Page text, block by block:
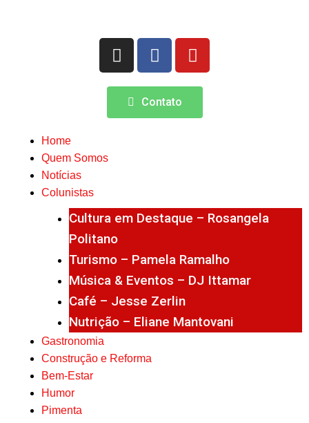
Contato
Home
Quem Somos
Notícias
Colunistas
Cultura em Destaque – Rosangela
Politano
Turismo – Pamela Ramalho
Música & Eventos – DJ Ittamar
Café – Jesse Zerlin
Nutrição – Eliane Mantovani
Gastronomia
Construção e Reforma
Bem-Estar
Humor
Pimenta